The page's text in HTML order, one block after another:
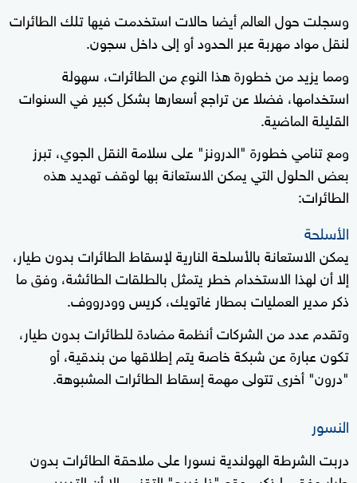
وسجلت حول العالم أيضا حالات استخدمت فيها تلك الطائرات
لنقل مواد مهربة عبر الحدود أو إلى داخل سجون.
ومما يزيد من خطورة هذا النوع من الطائرات، سهولة
استخدامها، فضلا عن تراجع أسعارها بشكل كبير في السنوات
القليلة الماضية.
ومع تنامي خطورة "الدرونز" على سلامة النقل الجوي، تبرز
بعض الحلول التي يمكن الاستعانة بها لوقف تهديد هذه
الطائرات:
الأسلحة
يمكن الاستعانة بالأسلحة النارية لإسقاط الطائرات بدون طيار،
إلا أن لهذا الاستخدام خطر يتمثل بالطلقات الطائشة، وفق ما
ذكر مدير العمليات بمطار غاتويك، كريس وودرووف.
وتقدم عدد من الشركات أنظمة مضادة للطائرات بدون طيار،
تكون عبارة عن شبكة خاصة يتم إطلاقها من بندقية، أو
"درون" أخرى تتولى مهمة إسقاط الطائرات المشبوهة.
النسور
دربت الشرطة الهولندية نسورا على ملاحقة الطائرات بدون